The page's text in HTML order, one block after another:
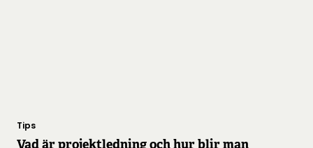
Tips
Vad är projektledning och hur blir man